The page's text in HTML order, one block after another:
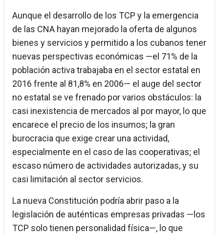
Aunque el desarrollo de los TCP y la emergencia
de las CNA hayan mejorado la oferta de algunos
bienes y servicios y permitido a los cubanos tener
nuevas perspectivas económicas —el 71% de la
población activa trabajaba en el sector estatal en
2016 frente al 81,8% en 2006— el auge del sector
no estatal se ve frenado por varios obstáculos: la
casi inexistencia de mercados al por mayor, lo que
encarece el precio de los insumos; la gran
burocracia que exige crear una actividad,
especialmente en el caso de las cooperativas; el
escaso número de actividades autorizadas, y su
casi limitación al sector servicios.
La nueva Constitución podría abrir paso a la
legislación de auténticas empresas privadas —los
TCP solo tienen personalidad física—, lo que